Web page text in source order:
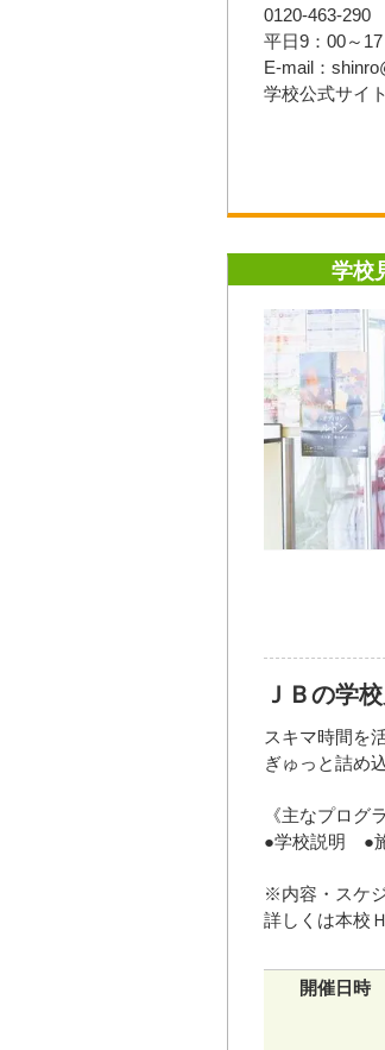
0120-463-290
平日9：00～
E-mail：
学校公式サイ
学校
ＪＢの学
スキマ時間を
ぎゅっと詰め
《主なプログ
●学校説明 ●
※内容・スケ
詳しくは本校
開催日時